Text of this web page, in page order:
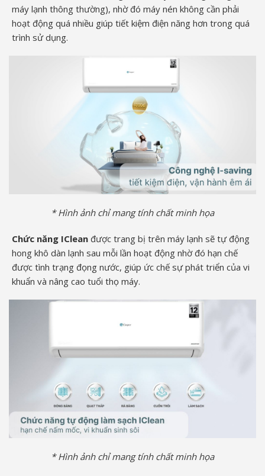
máy lạnh thông thường), nhờ đó máy nén không cần phải
hoạt động quá nhiều giúp tiết kiệm điện năng hơn trong quá
trình sử dụng.
* Hình ảnh chỉ mang tính chất minh họa
Chức năng IClean được trang bị trên máy lạnh sẽ tự động
hong khô dàn lạnh sau mỗi lần hoạt động nhờ đó hạn chế
được tình trạng đọng nước, giúp ức chế sự phát triển của vi
khuẩn và nâng cao tuổi thọ máy.
* Hình ảnh chỉ mang tính chất minh họa